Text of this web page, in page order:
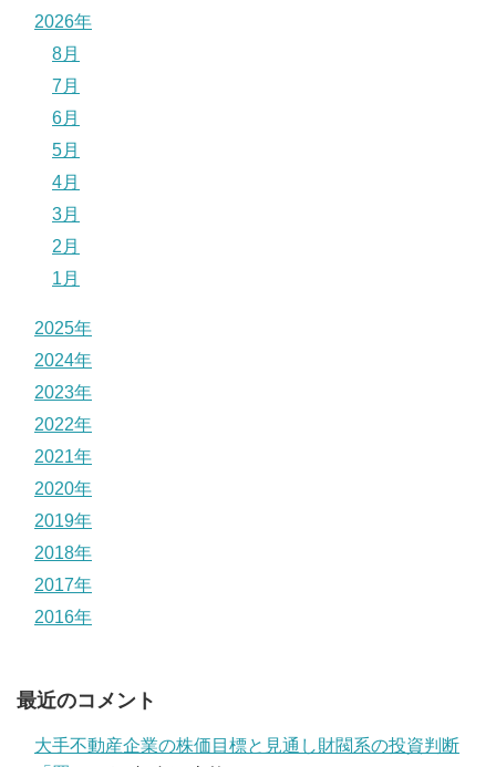
2026年
8月
7月
6月
5月
4月
3月
2月
1月
2025年
2024年
2023年
2022年
2021年
2020年
2019年
2018年
2017年
2016年
最近のコメント
大手不動産企業の株価目標と見通し財閥系の投資判断